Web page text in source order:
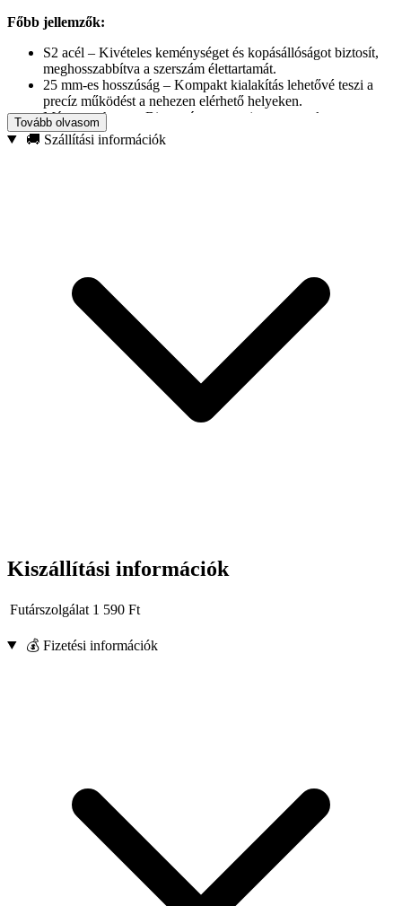
Főbb jellemzők:
S2 acél – Kivételes keménységet és kopásállóságot biztosít,
meghosszabbítva a szerszám élettartamát.
25 mm-es hosszúság – Kompakt kialakítás lehetővé teszi a
precíz működést a nehezen elérhető helyeken.
Mágneses hegy – Biztonságosan tartja a csavarokat,
csökkentve a leejtés kockázatát munka közben.
Megerősített konstrukció – Kifejezetten ütvecsavarozókkal
Tovább olvasom
🚚 Szállítási információk
Kiszállítási információk
Futárszolgálat 1 590 Ft
💰 Fizetési információk